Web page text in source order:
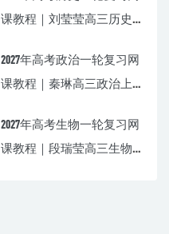
课教程｜刘莹莹高三历史
2027年高考政治一轮复习网
课教程｜秦琳高三政治上
2027年高考生物一轮复习网
课教程｜段瑞莹高三生物